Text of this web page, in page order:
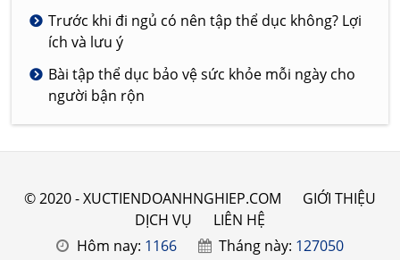
Trước khi đi ngủ có nên tập thể dục không? Lợi
ích và lưu ý
Bài tập thể dục bảo vệ sức khỏe mỗi ngày cho
người bận rộn
© 2020 - XUCTIENDOANHNGHIEP.COM
GIỚI THIỆU
DỊCH VỤ
LIÊN HỆ
Hôm nay: 1166 Tháng này: 127050